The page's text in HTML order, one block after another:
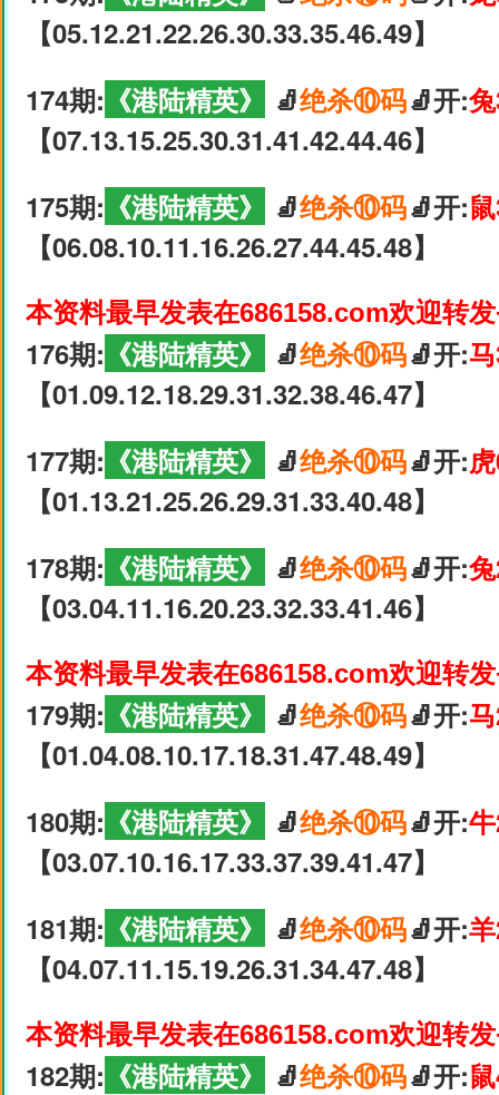
【05.12.21.22.26.30.33.35.46.49】
174期: 《港陆精英》 🧦绝杀⑩码🧦开:
【07.13.15.25.30.31.41.42.44.46】
175期: 《港陆精英》 🧦绝杀⑩码🧦开:
【06.08.10.11.16.26.27.44.45.48】
本资料最早发表在686158.com欢迎转
176期: 《港陆精英》 🧦绝杀⑩码🧦开:
【01.09.12.18.29.31.32.38.46.47】
177期: 《港陆精英》 🧦绝杀⑩码🧦开:
【01.13.21.25.26.29.31.33.40.48】
178期: 《港陆精英》 🧦绝杀⑩码🧦开:
【03.04.11.16.20.23.32.33.41.46】
本资料最早发表在686158.com欢迎转
179期: 《港陆精英》 🧦绝杀⑩码🧦开:
【01.04.08.10.17.18.31.47.48.49】
180期: 《港陆精英》 🧦绝杀⑩码🧦开:
【03.07.10.16.17.33.37.39.41.47】
181期: 《港陆精英》 🧦绝杀⑩码🧦开:
【04.07.11.15.19.26.31.34.47.48】
本资料最早发表在686158.com欢迎转
182期: 《港陆精英》 🧦绝杀⑩码🧦开: